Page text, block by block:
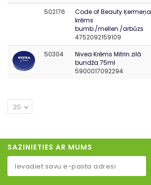
502176
Code of Beauty Ķermeņa
krēms
bumb./mellen./arbūzs
4752092159109
50304
Nivea Krēms Mitrin.zilā
bundža 75ml
5900017092294
20
SAZINIETIES AR MUMS